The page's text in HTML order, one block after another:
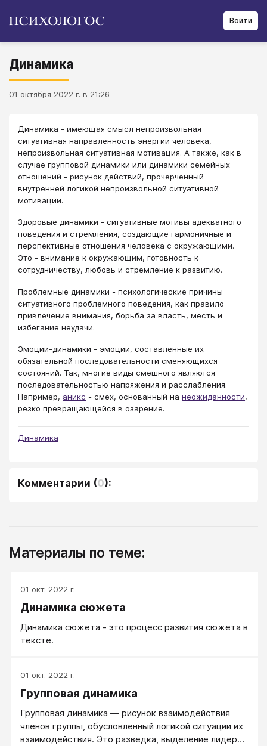
Войти
Динамика
01 октября 2022 г. в 21:26
Динамика - имеющая смысл непроизвольная
ситуативная направленность энергии человека,
непроизвольная ситуативная мотивация. А также, как в
случае групповой динамики или динамики семейных
отношений - рисунок действий, прочерченный
внутренней логикой непроизвольной ситуативной
мотивации.
Здоровые динамики - ситуативные мотивы адекватного
поведения и стремления, создающие гармоничные и
перспективные отношения человека с окружающими.
Это - внимание к окружающим, готовность к
сотрудничеству, любовь и стремление к развитию.
Проблемные динамики - психологические причины
ситуативного проблемного поведения, как правило
привлечение внимания, борьба за власть, месть и
избегание неудачи.
Эмоции-динамики - эмоции, составленные их
обязательной последовательности сменяющихся
состояний. Так, многие виды смешного являются
последовательностью напряжения и расслабления.
Например, аникс - смех, основанный на неожиданности,
резко превращающейся в озарение.
Динамика
Комментарии (0):
Материалы по теме:
01 окт. 2022 г.
Динамика сюжета
Динамика сюжета - это процесс развития сюжета в
тексте.
01 окт. 2022 г.
Групповая динамика
Групповая динамика ― рисунок взаимодействия
членов группы, обусловленный логикой ситуации их
взаимодействия. Это разведка, выделение лидеров